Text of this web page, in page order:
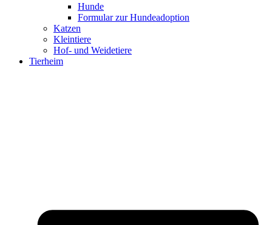
Hunde
Formular zur Hundeadoption
Katzen
Kleintiere
Hof- und Weidetiere
Tierheim